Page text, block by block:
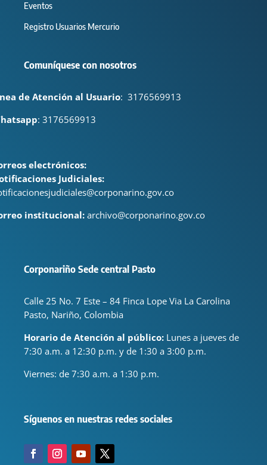
Eventos
Registro Usuarios Mercurio
Comuníquese con nosotros
de Atención al Usuario: 3176569913
: 3176569913
electrónicos:
Judiciales:
institucional: archivo@corponarino.gov.co
Corponariño Sede central Pasto
Calle 25 No. 7 Este – 84 Finca Lope Via La Carolina
Pasto, Nariño, Colombia
Horario de Atención al público: Lunes a jueves de
7:30 a.m. a 12:30 p.m. y de 1:30 a 3:00 p.m.
Viernes: de 7:30 a.m. a 1:30 p.m.
Síguenos en nuestras redes sociales